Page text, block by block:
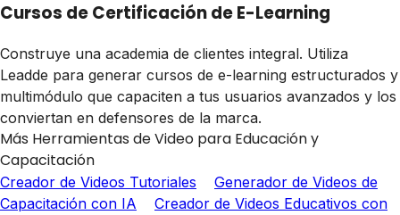
Cursos de Certificación de E-Learning
Construye una academia de clientes integral. Utiliza
Leadde para generar cursos de e-learning estructurados y
multimódulo que capaciten a tus usuarios avanzados y los
conviertan en defensores de la marca.
Más Herramientas de Video para Educación y
Capacitación
Creador de Videos Tutoriales
Generador de Videos de
Capacitación con IA
Creador de Videos Educativos con